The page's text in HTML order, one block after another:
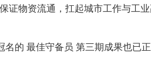
物资流通，扛起城市工作与工业
的 最佳守备员 第三期成果也已正